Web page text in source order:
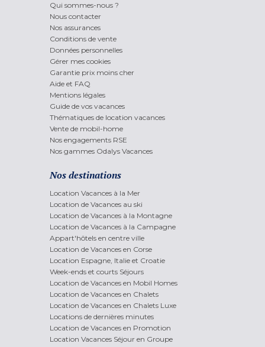
Qui sommes-nous ?
Nous contacter
Nos assurances
Conditions de vente
Données personnelles
Gérer mes cookies
Garantie prix moins cher
Aide et FAQ
Mentions légales
Guide de vos vacances
Thématiques de location vacances
Vente de mobil-home
Nos engagements RSE
Nos gammes Odalys Vacances
Nos destinations
Location Vacances à la Mer
Location de Vacances au ski
Location de Vacances à la Montagne
Location de Vacances à la Campagne
Appart'hôtels en centre ville
Location de Vacances en Corse
Location Espagne, Italie et Croatie
Week-ends et courts Séjours
Location de Vacances en Mobil Homes
Location de Vacances en Chalets
Location de Vacances en Chalets Luxe
Locations de dernières minutes
Location de Vacances en Promotion
Location Vacances Séjour en Groupe